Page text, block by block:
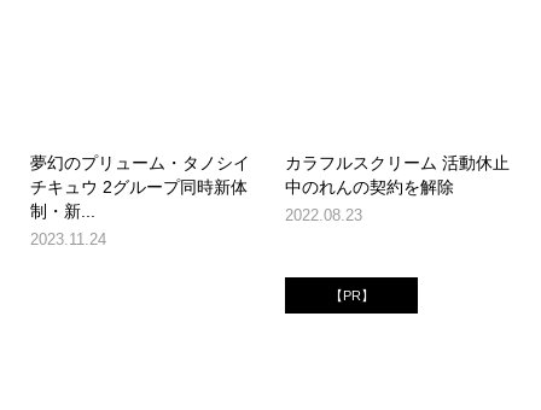
夢幻のプリューム・タノシイ
チキュウ 2グループ同時新体
制・新...
2023.11.24
カラフルスクリーム 活動休止
中のれんの契約を解除
2022.08.23
【PR】